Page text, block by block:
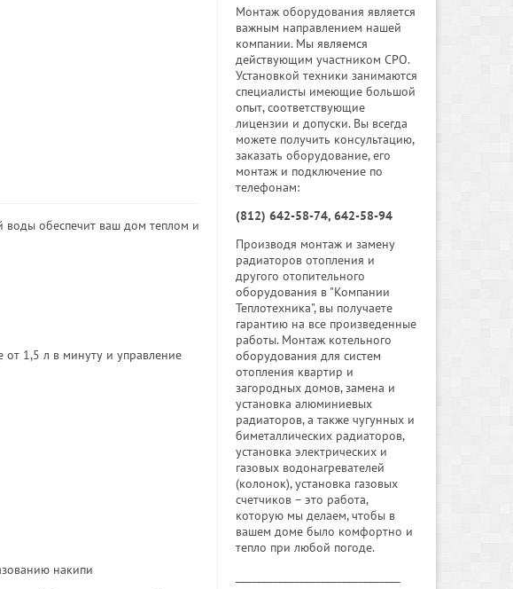
воды обеспечит ваш дом теплом и
от 1,5 л в минуту и управление
накипи
Монтаж оборудования является
важным направлением нашей
компании. Мы являемся
действующим участником СРО.
Установкой техники занимаются
специалисты имеющие большой
опыт, соответствующие
лицензии и допуски. Вы всегда
можете получить консультацию,
заказать оборудование, его
монтаж и подключение по
телефонам:
(812) 642-58-74, 642-58-94
Производя монтаж и замену
радиаторов отопления и
другого отопительного
оборудования в "Компании
Теплотехника", вы получаете
гарантию на все произведенные
работы. Монтаж котельного
оборудования для систем
отопления квартир и
загородных домов, замена и
установка алюминиевых
радиаторов, а также чугунных и
биметаллических радиаторов,
установка электрических и
газовых водонагревателей
(колонок), установка газовых
счетчиков – это работа,
которую мы делаем, чтобы в
вашем доме было комфортно и
тепло при любой погоде.